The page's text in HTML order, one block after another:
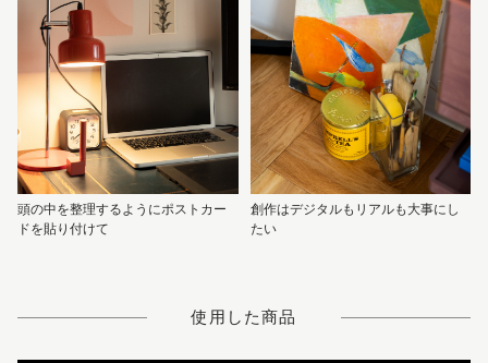
頭の中を整理するようにポストカー
ドを貼り付けて
創作はデジタルもリアルも大事にし
たい
使用した商品